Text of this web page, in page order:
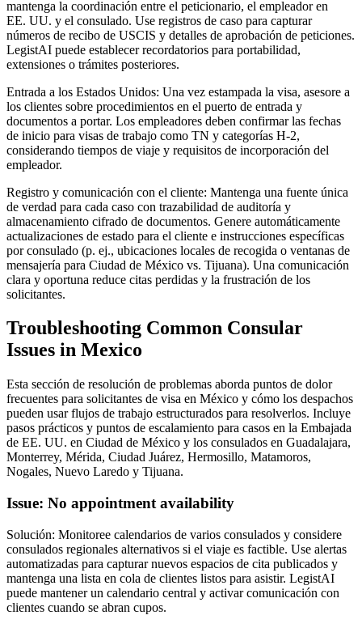
mantenga la coordinación entre el peticionario, el empleador en
EE. UU. y el consulado. Use registros de caso para capturar
números de recibo de USCIS y detalles de aprobación de peticiones.
LegistAI puede establecer recordatorios para portabilidad,
extensiones o trámites posteriores.
Entrada a los Estados Unidos: Una vez estampada la visa, asesore a
los clientes sobre procedimientos en el puerto de entrada y
documentos a portar. Los empleadores deben confirmar las fechas
de inicio para visas de trabajo como TN y categorías H-2,
considerando tiempos de viaje y requisitos de incorporación del
empleador.
Registro y comunicación con el cliente: Mantenga una fuente única
de verdad para cada caso con trazabilidad de auditoría y
almacenamiento cifrado de documentos. Genere automáticamente
actualizaciones de estado para el cliente e instrucciones específicas
por consulado (p. ej., ubicaciones locales de recogida o ventanas de
mensajería para Ciudad de México vs. Tijuana). Una comunicación
clara y oportuna reduce citas perdidas y la frustración de los
solicitantes.
Troubleshooting Common Consular
Issues in Mexico
Esta sección de resolución de problemas aborda puntos de dolor
frecuentes para solicitantes de visa en México y cómo los despachos
pueden usar flujos de trabajo estructurados para resolverlos. Incluye
pasos prácticos y puntos de escalamiento para casos en la Embajada
de EE. UU. en Ciudad de México y los consulados en Guadalajara,
Monterrey, Mérida, Ciudad Juárez, Hermosillo, Matamoros,
Nogales, Nuevo Laredo y Tijuana.
Issue: No appointment availability
Solución: Monitoree calendarios de varios consulados y considere
consulados regionales alternativos si el viaje es factible. Use alertas
automatizadas para capturar nuevos espacios de cita publicados y
mantenga una lista en cola de clientes listos para asistir. LegistAI
puede mantener un calendario central y activar comunicación con
clientes cuando se abran cupos.